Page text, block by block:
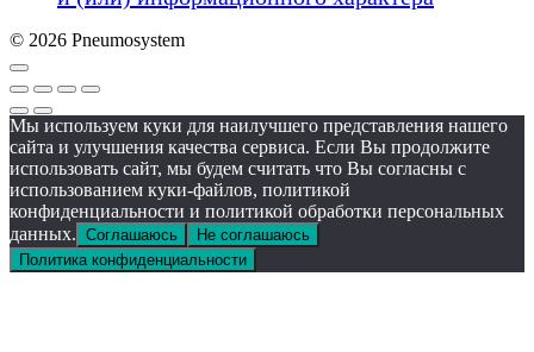
© 2026 Pneumosystem
Мы используем куки для наилучшего представления нашего
сайта и улучшения качества сервиса. Если Вы продолжите
использовать сайт, мы будем считать что Вы согласны с
использованием куки-файлов, политикой
конфиденциальности и политикой обработки персональных
данных. Соглашаюсь
Не соглашаюсь
Политика конфиденциальности